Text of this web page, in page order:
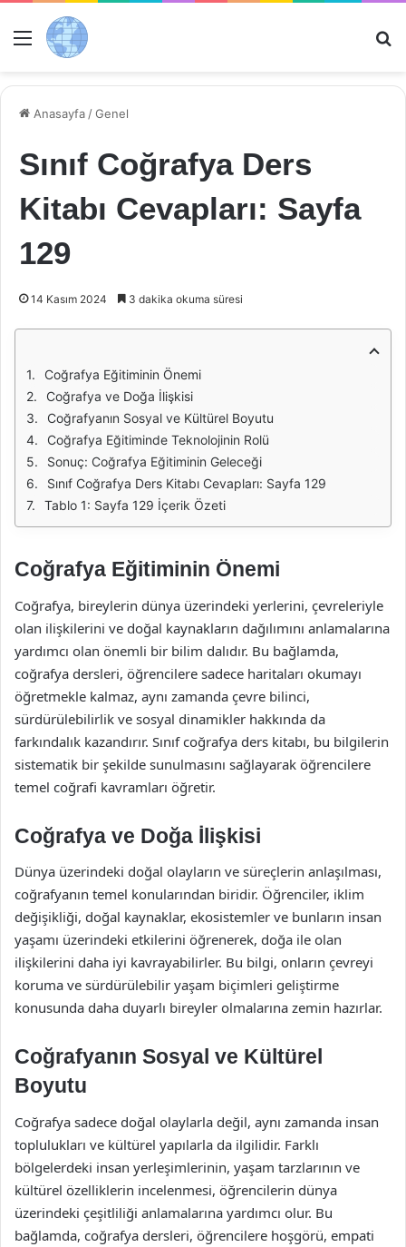
Menü
Anasayfa /Genel
Sınıf Coğrafya Ders
Kitabı Cevapları: Sayfa
129
14 Kasım 2024 3 dakika okuma süresi
Coğrafya Eğitiminin Önemi
Coğrafya ve Doğa İlişkisi
Coğrafyanın Sosyal ve Kültürel Boyutu
Coğrafya Eğitiminde Teknolojinin Rolü
Sonuç: Coğrafya Eğitiminin Geleceği
Sınıf Coğrafya Ders Kitabı Cevapları: Sayfa 129
Tablo 1: Sayfa 129 İçerik Özeti
Coğrafya Eğitiminin Önemi
Coğrafya, bireylerin dünya üzerindeki yerlerini, çevreleriyle
olan ilişkilerini ve doğal kaynakların dağılımını anlamalarına
yardımcı olan önemli bir bilim dalıdır. Bu bağlamda,
coğrafya dersleri, öğrencilere sadece haritaları okumayı
öğretmekle kalmaz, aynı zamanda çevre bilinci,
sürdürülebilirlik ve sosyal dinamikler hakkında da
farkındalık kazandırır. Sınıf coğrafya ders kitabı, bu bilgilerin
sistematik bir şekilde sunulmasını sağlayarak öğrencilere
temel coğrafi kavramları öğretir.
Coğrafya ve Doğa İlişkisi
Dünya üzerindeki doğal olayların ve süreçlerin anlaşılması,
coğrafyanın temel konularından biridir. Öğrenciler, iklim
değişikliği, doğal kaynaklar, ekosistemler ve bunların insan
yaşamı üzerindeki etkilerini öğrenerek, doğa ile olan
ilişkilerini daha iyi kavrayabilirler. Bu bilgi, onların çevreyi
koruma ve sürdürülebilir yaşam biçimleri geliştirme
konusunda daha duyarlı bireyler olmalarına zemin hazırlar.
Coğrafyanın Sosyal ve Kültürel
Boyutu
Coğrafya sadece doğal olaylarla değil, aynı zamanda insan
toplulukları ve kültürel yapılarla da ilgilidir. Farklı
bölgelerdeki insan yerleşimlerinin, yaşam tarzlarının ve
kültürel özelliklerin incelenmesi, öğrencilerin dünya
üzerindeki çeşitliliği anlamalarına yardımcı olur. Bu
bağlamda, coğrafya dersleri, öğrencilere hoşgörü, empati